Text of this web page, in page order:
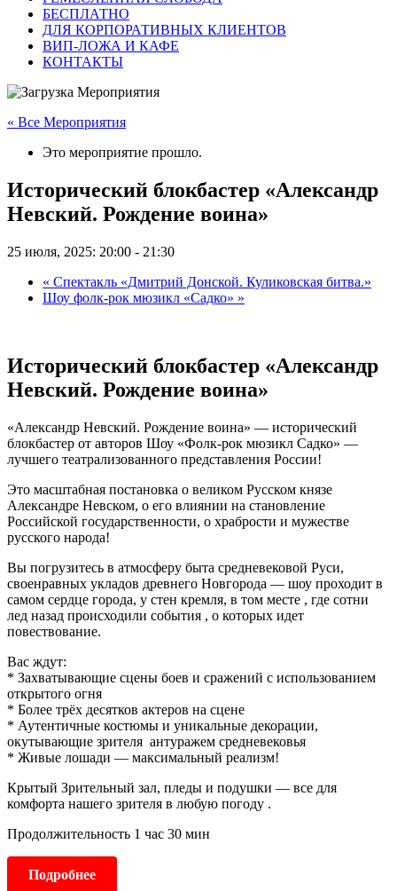
БЕСПЛАТНО
ДЛЯ КОРПОРАТИВНЫХ КЛИЕНТОВ
ВИП-ЛОЖА И КАФЕ
КОНТАКТЫ
« Все Мероприятия
Это мероприятие прошло.
Исторический блокбастер «Александр
Невский. Рождение воина»
25 июля, 2025: 20:00 - 21:30
« Спектакль «Дмитрий Донской. Куликовская битва.»
Шоу фолк-рок мюзикл «Садко» »
Исторический блокбастер «Александр
Невский. Рождение воина»
«Александр Невский. Рождение воина» — исторический
блокбастер от авторов Шоу «Фолк-рок мюзикл Садко» —
лучшего театрализованного представления России!
Это масштабная постановка о великом Русском князе
Александре Невском, о его влиянии на становление
Российской государственности, о храбрости и мужестве
русского народа!
Вы погрузитесь в атмосферу быта средневековой Руси,
своенравных укладов древнего Новгорода — шоу проходит в
самом сердце города, у стен кремля, в том месте , где сотни
лед назад происходили события , о которых идет
повествование.
Вас ждут:
* Захватывающие сцены боев и сражений с использованием
открытого огня
* Более трёх десятков актеров на сцене
* Аутентичные костюмы и уникальные декорации,
окутывающие зрителя антуражем средневековья
* Живые лошади — максимальный реализм!
Крытый Зрительный зал, пледы и подушки — все для
комфорта нашего зрителя в любую погоду .
Продолжительность 1 час 30 мин
Подробнее